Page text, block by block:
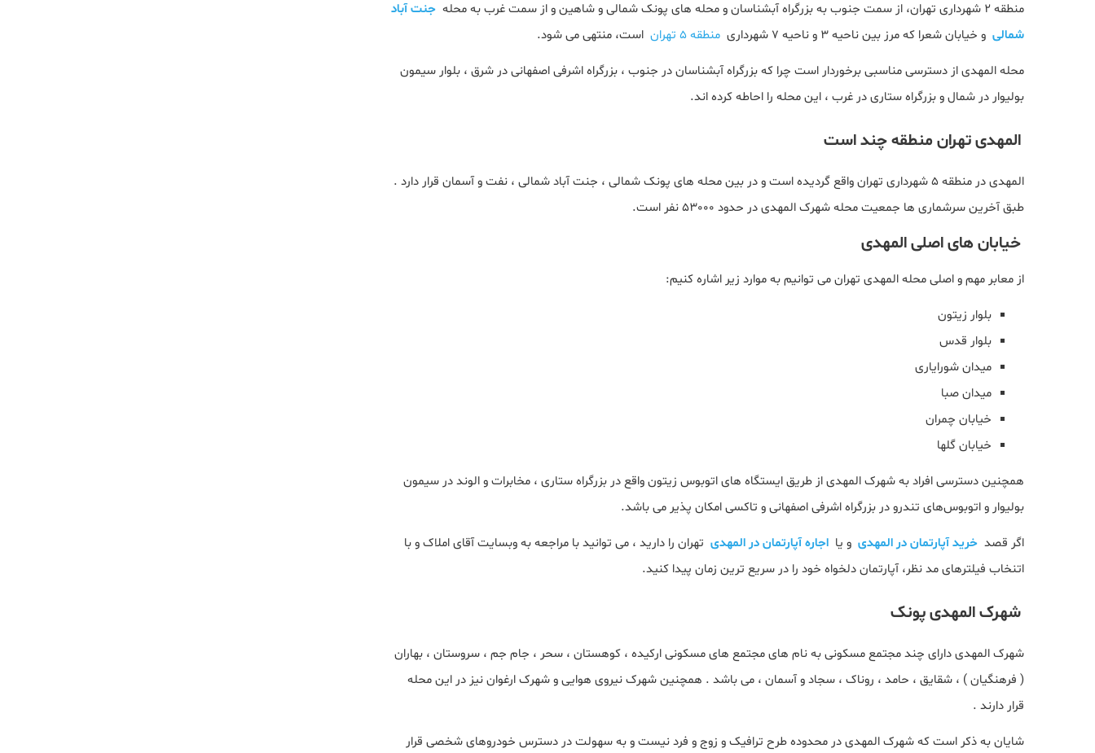
منطقه ۲ شهرداری تهران، از سمت جنوب به بزرگراه آبشناسان و محله های پونک شمالی و شاهین و از سمت غرب به محله
جنت آباد
شمالی و خیابان شعرا که مرز بین ناحیه ۳ و ناحیه ۷ شهرداری منطقه ۵ تهران است، منتهی می شود.
محله المهدی از دسترسی مناسبی برخوردار است چرا که بزرگراه آبشناسان در جنوب ، بزرگراه اشرفی اصفهانی در شرق ، بلوار سیمون
بولیوار در شمال و بزرگراه ستاری در غرب ، این محله را احاطه کرده اند.
المهدی تهران منطقه چند است
المهدی در منطقه 5 شهرداری تهران واقع گردیده است و در بین محله های پونک شمالی ، جنت آباد شمالی ، نفت و آسمان قرار دارد .
طبق آخرین سرشماری ها جمعیت محله شهرک المهدی در حدود 53000 نفر است.
خیابان های اصلی المهدی
از معابر مهم و اصلی محله المهدی تهران می توانیم به موارد زیر اشاره کنیم:
بلوار زیتون
بلوار قدس
میدان شورایاری
میدان صبا
خیابان چمران
خیابان گلها
همچنین دسترسی افراد به شهرک المهدی از طریق ایستگاه های اتوبوس زیتون واقع در بزرگراه ستاری ، مخابرات و الوند در سیمون
بولیوار و اتوبوس‌های تندرو در بزرگراه اشرفی اصفهانی و تاکسی امکان پذیر می باشد.
اگر قصد خرید آپارتمان در المهدی و یا اجاره آپارتمان در المهدی تهران را دارید ، می توانید با مراجعه به وبسایت آقای املاک و با
اتنخاب فیلترهای مد نظر، آپارتمان دلخواه خود را در سریع ترین زمان پیدا کنید.
شهرک المهدی پونک
شهرک المهدی دارای چند مجتمع مسکونی به نام های مجتمع های مسکونی ارکیده ، کوهستان ، سحر ، جام جم ، سروستان ، بهاران
( فرهنگیان ) ، شقایق ، حامد ، روناک ، سجاد و آسمان ، می باشد . همچنین شهرک نیروی هوایی و شهرک ارغوان نیز در این محله
قرار دارند .
شایان به ذکر است که شهرک المهدی در محدوده طرح ترافیک و زوج و فرد نیست و به سهولت در دسترس خودروهای شخصی قرار